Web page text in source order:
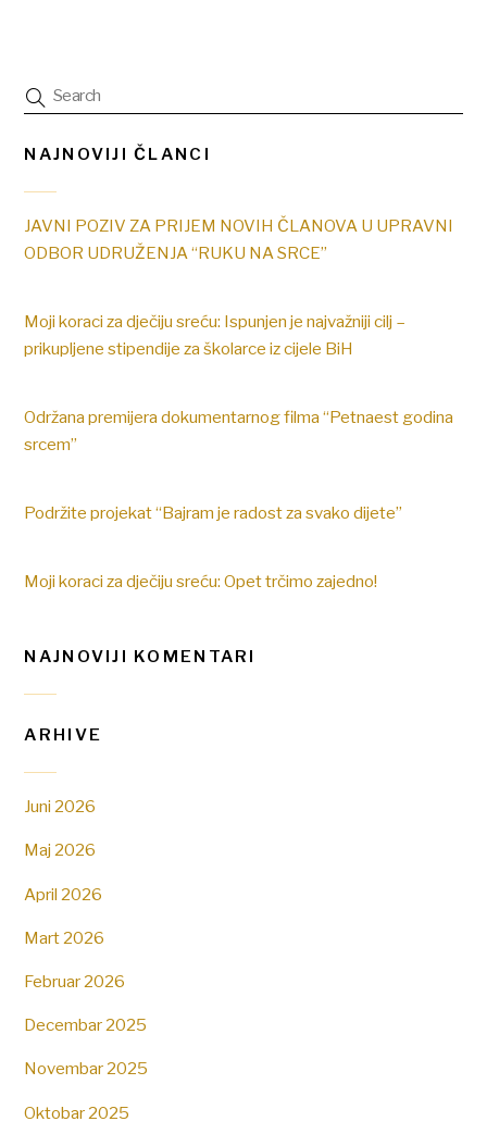
NAJNOVIJI ČLANCI
JAVNI POZIV ZA PRIJEM NOVIH ČLANOVA U UPRAVNI
ODBOR UDRUŽENJA “RUKU NA SRCE”
Moji koraci za dječiju sreću: Ispunjen je najvažniji cilj –
prikupljene stipendije za školarce iz cijele BiH
Održana premijera dokumentarnog filma “Petnaest godina
srcem”
Podržite projekat “Bajram je radost za svako dijete”
Moji koraci za dječiju sreću: Opet trčimo zajedno!
NAJNOVIJI KOMENTARI
ARHIVE
Juni 2026
Maj 2026
April 2026
Mart 2026
Februar 2026
Decembar 2025
Novembar 2025
Oktobar 2025